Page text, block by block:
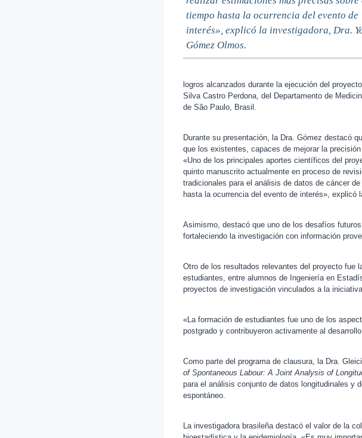
tiempo hasta la ocurrencia del evento de
interés», explicó la investigadora, Dra.
Gómez Olmos.
logros alcanzados durante la ejecución del
Silva Castro Perdona, del Departamento de
de São Paulo, Brasil.
Durante su presentación, la Dra. Gómez destacó
que los existentes, capaces de mejorar la
«Uno de los principales aportes científicos del
quinto manuscrito actualmente en proceso de
tradicionales para el análisis de datos de cáncer
hasta la ocurrencia del evento de interés», explicó
Asimismo, destacó que uno de los desafíos
fortaleciendo la investigación con información
Otro de los resultados relevantes del proyecto fue
estudiantes, entre alumnos de Ingeniería en
proyectos de investigación vinculados a la
«La formación de estudiantes fue uno de los
postgrado y contribuyeron activamente al
Como parte del programa de clausura, la Dra.
of Spontaneous Labour: A Joint Analysis of
para el análisis conjunto de datos longitudinales y
espontáneo.
La investigadora brasileña destacó el valor de la